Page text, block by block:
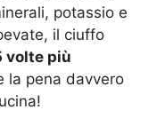
potassio e
il ciuffo
volte più
la pena davvero